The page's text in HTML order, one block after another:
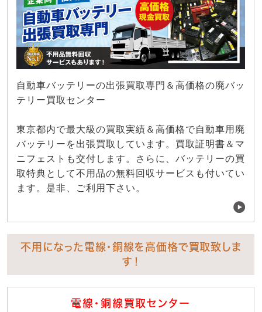
自動車バッテリーの出張買取専門＆高価格の廃バッ
テリー買取センター
東京都内で最大級の買取実績＆高価格で自動車用廃
バッテリーを出張買取しています。買取証明書＆マ
ニフェストも交付します。さらに、バッテリーの買
取特典として不用品の無料回収サービスも付いてい
ます。是非、ご利用下さい。
不用になった電線・銅線を高価格で買取致しま
す！
電線・銅線買取センター